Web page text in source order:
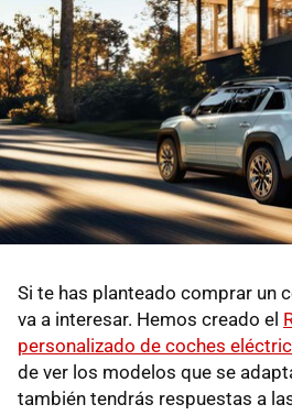
Si te has planteado comprar un
va a interesar. Hemos creado el
personalizado de coches
de ver los modelos que se
también tendrás respuestas a